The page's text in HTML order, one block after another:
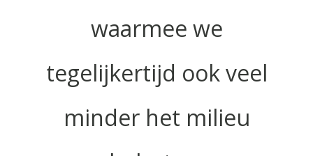
waarmee we
tegelijkertijd ook veel
minder het milieu